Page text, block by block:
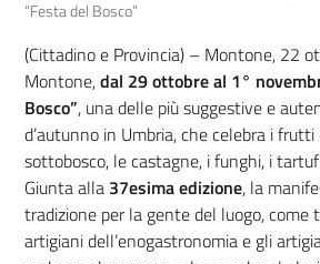
“Festa del Bosco”
(Cittadino e Provincia) – Montone, 22
Montone,dal 29 ottobre al 1°
Bosco”, una delle più suggestive e
d’autunno in Umbria, che celebra i frutti
sottobosco, le castagne, i funghi, i
Giunta alla 37esima edizione, la
tradizione per la gente del luogo, come
artigiani dell’enogastronomia e gli